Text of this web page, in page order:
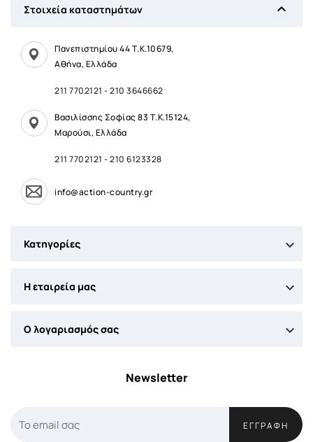
Στοιχεία καταστημάτων 
Πανεπιστημίου 44 Τ.Κ.10679,
Αθήνα, Ελλάδα
211 7702121 -210 3646662
Βασιλίσσης Σοφίας 83 Τ.Κ.15124,
Μαρούσι, Ελλάδα
211 7702121 -210 6123328
info@action-country.gr
Κατηγορίες 
Η εταιρεία μας 
Ο λογαριασμός σας 
Newsletter
ΕΓΓΡΑΦΉ